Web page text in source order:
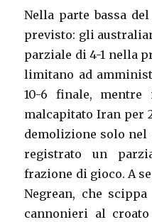
Nella parte bassa
previsto: gli
parziale di 4-1 nella
limitano ad
10-6 finale,
malcapitato Iran per
demolizione solo nel
registrato un
frazione di gioco. A
Negrean, che
cannonieri al croato